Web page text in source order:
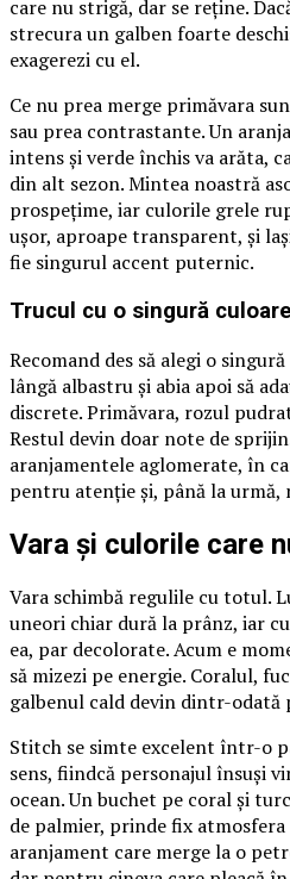
care nu strigă, dar se reține.
strecura un galben foarte
exagerezi cu el.
Ce nu prea merge primăvara
sau prea contrastante. Un
intens și verde închis va arăta,
din alt sezon. Mintea noastră
prospețime, iar culorile grele
ușor, aproape transparent, și
fie singurul accent puternic.
Trucul cu o singură
Recomand des să alegi o
lângă albastru și abia apoi să
discrete. Primăvara, rozul
Restul devin doar note de
aranjamentele aglomerate, în
pentru atenție și, până la urmă,
Vara și culorile care
Vara schimbă regulile cu totul.
uneori chiar dură la prânz, iar
ea, par decolorate. Acum e
să mizezi pe energie. Coralul,
galbenul cald devin dintr-
Stitch se simte excelent într-o
sens, fiindcă personajul însuși
ocean. Un buchet pe coral și
de palmier, prinde fix atmosfera
aranjament care merge la o